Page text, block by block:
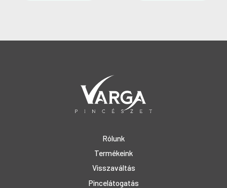
Rólunk
Termékeink
Visszaváltás
Pincelátogatás